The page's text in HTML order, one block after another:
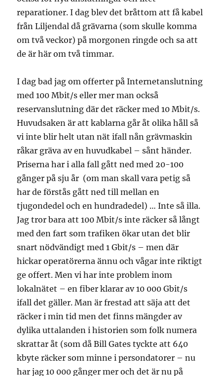
reparationer. I dag blev det bråttom att få kabel
från Liljendal då grävarna (som skulle komma
om två veckor) på morgonen ringde och sa att
de är här om två timmar.
I dag bad jag om offerter på Internetanslutning
med 100 Mbit/s eller mer man också
reservanslutning där det räcker med 10 Mbit/s.
Huvudsaken är att kablarna går åt olika håll så
vi inte blir helt utan nät ifall nån grävmaskin
råkar gräva av en huvudkabel – sånt händer.
Priserna har i alla fall gått ned med 20-100
gånger på sju år (om man skall vara petig så
har de förstås gått ned till mellan en
tjugondedel och en hundradedel) … Inte så illa.
Jag tror bara att 100 Mbit/s inte räcker så långt
med den fart som trafiken ökar utan det blir
snart nödvändigt med 1 Gbit/s – men där
hickar operatörerna ännu och vågar inte riktigt
ge offert. Men vi har inte problem inom
lokalnätet – en fiber klarar av 10 000 Gbit/s
ifall det gäller. Man är frestad att säja att det
räcker i min tid men det finns mängder av
dylika uttalanden i historien som folk numera
skrattar åt (som då Bill Gates tyckte att 640
kbyte räcker som minne i persondatorer – nu
har jag 10 000 gånger mer och det är nu på